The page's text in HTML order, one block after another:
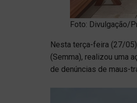
Foto: Divulgação/
Nesta terça-feira (27/
(Semma), realizou uma
de denúncias de maus-